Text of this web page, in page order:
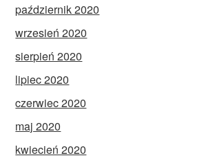
październik 2020
wrzesień 2020
sierpień 2020
lipiec 2020
czerwiec 2020
maj 2020
kwiecień 2020